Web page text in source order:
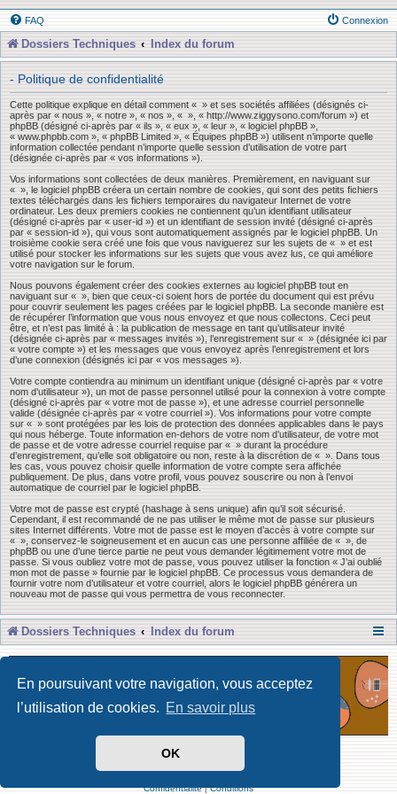
En poursuivant votre navigation, vous acceptez
l’utilisation de cookies. En savoir plus
OK
FAQ Connexion
Dossiers Techniques Index du forum
- Politique de confidentialité
Cette politique explique en détail comment « » et ses sociétés affiliées (désignés ci-
après par « nous », « notre », « nos », « », « http://www.ziggysono.com/forum ») et
phpBB (désigné ci-après par « ils », « eux », « leur », « logiciel phpBB »,
« www.phpbb.com », « phpBB Limited », « Équipes phpBB ») utilisent n’importe quelle
information collectée pendant n’importe quelle session d’utilisation de votre part
(désignée ci-après par « vos informations »).
Vos informations sont collectées de deux manières. Premièrement, en naviguant sur
« », le logiciel phpBB créera un certain nombre de cookies, qui sont des petits fichiers
textes téléchargés dans les fichiers temporaires du navigateur Internet de votre
ordinateur. Les deux premiers cookies ne contiennent qu’un identifiant utilisateur
(désigné ci-après par « user-id ») et un identifiant de session invité (désigné ci-après
par « session-id »), qui vous sont automatiquement assignés par le logiciel phpBB. Un
troisième cookie sera créé une fois que vous naviguerez sur les sujets de « » et est
utilisé pour stocker les informations sur les sujets que vous avez lus, ce qui améliore
votre navigation sur le forum.
Nous pouvons également créer des cookies externes au logiciel phpBB tout en
naviguant sur « », bien que ceux-ci soient hors de portée du document qui est prévu
pour couvrir seulement les pages créées par le logiciel phpBB. La seconde manière est
de récupérer l’information que vous nous envoyez et que nous collectons. Ceci peut
être, et n’est pas limité à : la publication de message en tant qu’utilisateur invité
(désignée ci-après par « messages invités »), l’enregistrement sur « » (désignée ici par
« votre compte ») et les messages que vous envoyez après l’enregistrement et lors
d’une connexion (désignés ici par « vos messages »).
Votre compte contiendra au minimum un identifiant unique (désigné ci-après par « votre
nom d’utilisateur »), un mot de passe personnel utilisé pour la connexion à votre compte
(désigné ci-après par « votre mot de passe »), et une adresse courriel personnelle
valide (désignée ci-après par « votre courriel »). Vos informations pour votre compte
sur « » sont protégées par les lois de protection des données applicables dans le pays
qui nous héberge. Toute information en-dehors de votre nom d’utilisateur, de votre mot
de passe et de votre adresse courriel requise par « » durant la procédure
d’enregistrement, qu’elle soit obligatoire ou non, reste à la discrétion de « ». Dans tous
les cas, vous pouvez choisir quelle information de votre compte sera affichée
publiquement. De plus, dans votre profil, vous pouvez souscrire ou non à l’envoi
automatique de courriel par le logiciel phpBB.
Votre mot de passe est crypté (hashage à sens unique) afin qu’il soit sécurisé.
Cependant, il est recommandé de ne pas utiliser le même mot de passe sur plusieurs
sites Internet différents. Votre mot de passe est le moyen d’accès à votre compte sur
« », conservez-le soigneusement et en aucun cas une personne affiliée de « », de
phpBB ou une d’une tierce partie ne peut vous demander légitimement votre mot de
passe. Si vous oubliez votre mot de passe, vous pouvez utiliser la fonction « J’ai oublié
mon mot de passe » fournie par le logiciel phpBB. Ce processus vous demandera de
fournir votre nom d’utilisateur et votre courriel, alors le logiciel phpBB générera un
nouveau mot de passe qui vous permettra de vous reconnecter.
Dossiers Techniques Index du forum
Développé par Forum Software © phpBB Limited
Traduit par phpBB-fr
Confidentialité|Conditions